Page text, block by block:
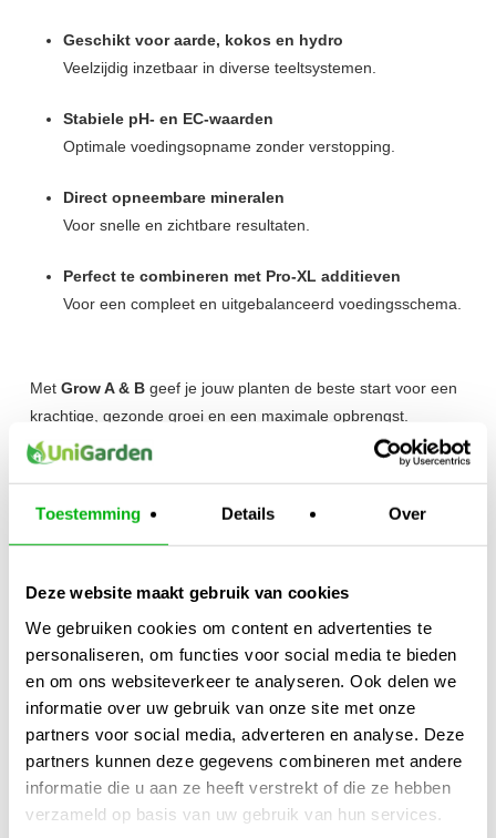
Toestemming Details Over
Deze website maakt gebruik van cookies
We gebruiken cookies om content en advertenties te
personaliseren, om functies voor social media te bieden
en om ons websiteverkeer te analyseren. Ook delen we
informatie over uw gebruik van onze site met onze
partners voor social media, adverteren en analyse. Deze
partners kunnen deze gegevens combineren met andere
informatie die u aan ze heeft verstrekt of die ze hebben
verzameld op basis van uw gebruik van hun services.
Geschikt voor aarde, kokos en hydro
Veelzijdig inzetbaar in diverse teeltsystemen.
Stabiele pH- en EC-waarden
Optimale voedingsopname zonder verstopping.
Direct opneembare mineralen
Voor snelle en zichtbare resultaten.
Perfect te combineren met Pro-XL additieven
Voor een compleet en uitgebalanceerd voedingsschema.
MetGrow A & Bgeef je jouw planten de beste start voor een
krachtige, gezonde groei en een maximale opbrengst.
Kijk ook naar: https://unigarden.nl/product-
Extra productinformatie
Gewicht
12,00 kg
Afmetingen
20 × 40 × 25 cm
Merk
Pro-XL
Inhoud